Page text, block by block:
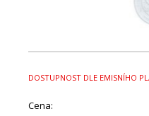
DOSTUPNOST DLE EMISNÍHO
Cena: